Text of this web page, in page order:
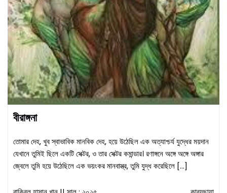
বীরাঙ্গনা
তোমার দেহ, খুব স্বাভাবিক মানবিক দেহ, হয়ে উঠেছিল এক অত্যাশ্চর্য যুদ্ধের ময়দান
যেখানে তুমিই ছিলে একটি সেক্টর, ও তার সেক্টর কমান্ডার। রণাঙ্গনে অঙ্গে অঙ্গে অঙ্গার
জ্বেলে তুমি হয়ে উঠেছিলে এক ভয়ংকর মানবাস্ত্র, তুমি যুদ্ধ করেছিলে […]